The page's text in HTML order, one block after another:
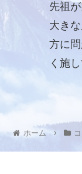
先祖
大き
方に
く施
ホーム